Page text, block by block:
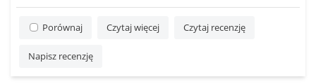
Porównaj Czytaj więcej Czytaj recenzję
Napisz recenzję